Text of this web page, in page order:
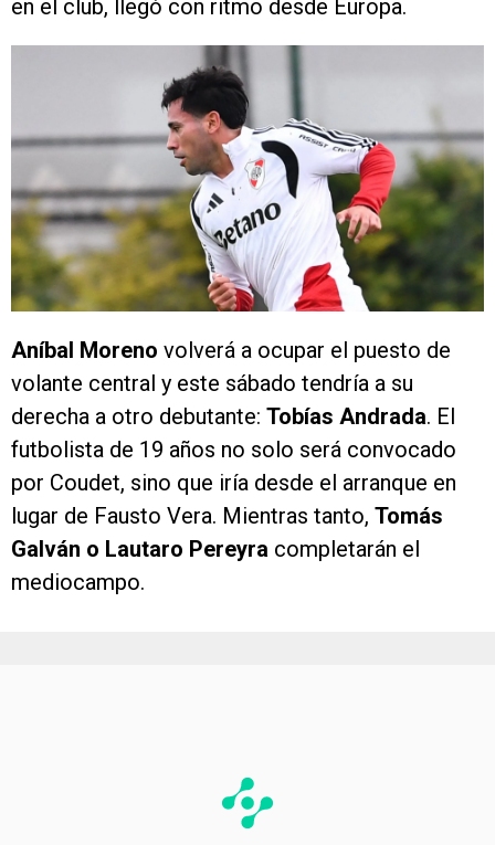
en el club, llegó con ritmo desde Europa.
Aníbal Moreno volverá a ocupar el puesto de
volante central y este sábado tendría a su
derecha a otro debutante: Tobías Andrada. El
futbolista de 19 años no solo será convocado
por Coudet, sino que iría desde el arranque en
lugar de Fausto Vera. Mientras tanto, Tomás
Galván o Lautaro Pereyra completarán el
mediocampo.